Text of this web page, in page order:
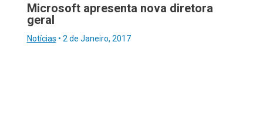
Microsoft apresenta nova diretora
geral
Notícias • 2 de Janeiro, 2017